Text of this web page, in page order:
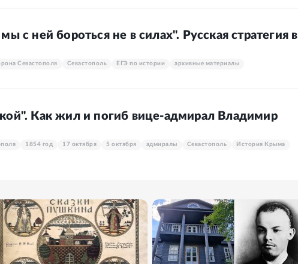
с ней бороться не в силах". Русская стратегия в
Севастополя Севастополь ЕГЭ по истории архивные материалы
Как жил и погиб вице-адмирал Владимир
1854 год 17 октября 5 октября адмиралы Севастополь
История Крыма